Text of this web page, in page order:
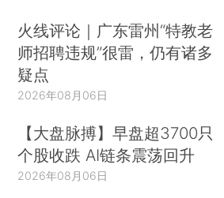
火线评论｜广东雷州“特教老
师招聘违规”很雷，仍有诸多
疑点
2026年08月06日
【大盘脉搏】早盘超3700只
个股收跌 AI链条震荡回升
2026年08月06日